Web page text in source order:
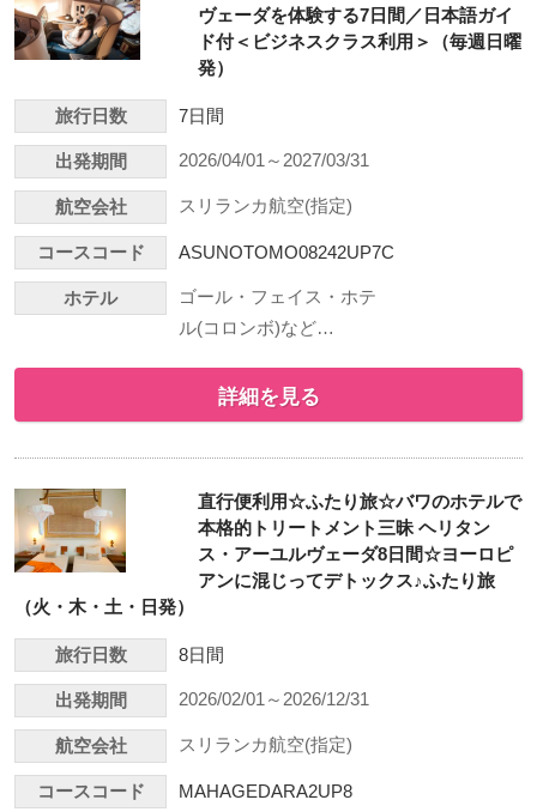
ヴェーダを体験する7日間／日本語ガイ
ド付＜ビジネスクラス利用＞（毎週日曜
発）
旅行日数 7日間
出発期間 2026/04/01～2027/03/31
航空会社 スリランカ航空(指定)
コースコード ASUNOTOMO08242UP7C
ホテル
ゴール・フェイス・ホテ
ル(コロンボ)など…
詳細を見る
直行便利用☆ふたり旅☆バワのホテルで
本格的トリートメント三昧 ヘリタン
ス・アーユルヴェーダ8日間☆ヨーロピ
アンに混じってデトックス♪ふたり旅
（火・木・土・日発）
旅行日数 8日間
出発期間 2026/02/01～2026/12/31
航空会社 スリランカ航空(指定)
コースコード MAHAGEDARA2UP8